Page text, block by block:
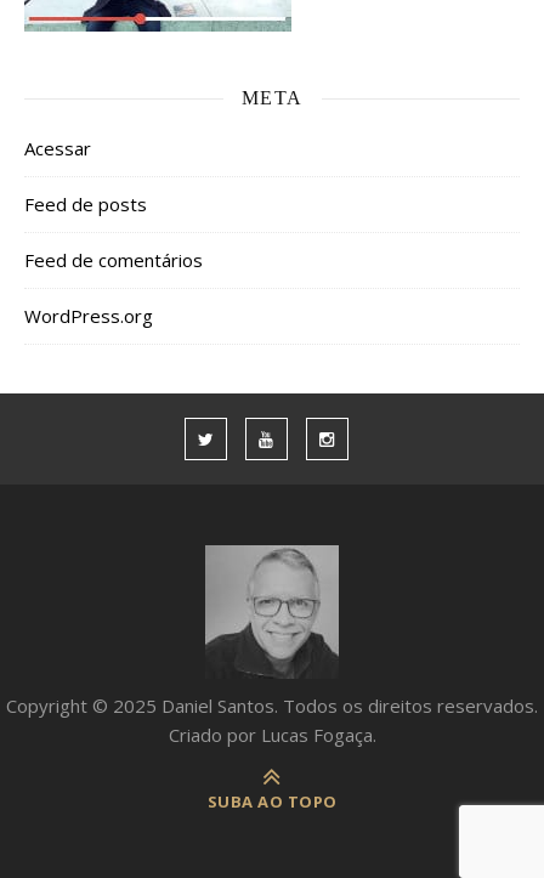
META
Acessar
Feed de posts
Feed de comentários
WordPress.org
Copyright © 2025 Daniel Santos. Todos os direitos reservados.
Criado por Lucas Fogaça.
SUBA AO TOPO